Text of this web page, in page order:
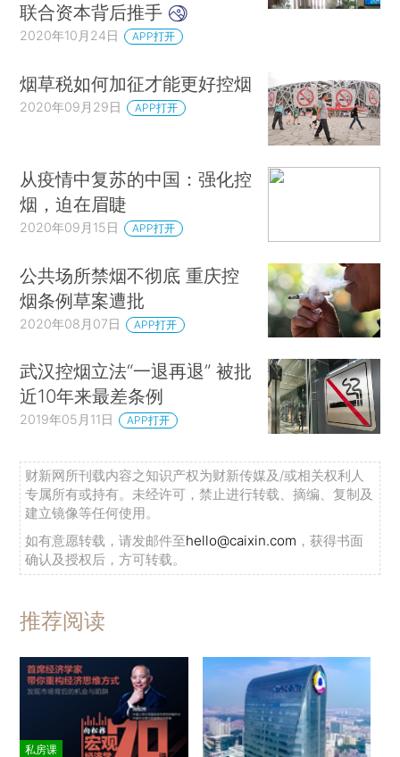
联合资本背后推手
2020年10月24日 APP打开
烟草税如何加征才能更好控烟
2020年09月29日 APP打开
从疫情中复苏的中国：强化控
烟，迫在眉睫
2020年09月15日 APP打开
公共场所禁烟不彻底 重庆控
烟条例草案遭批
2020年08月07日 APP打开
武汉控烟立法“一退再退” 被批
近10年来最差条例
2019年05月11日 APP打开
财新网所刊载内容之知识产权为财新传媒及/或相关权利人
专属所有或持有。未经许可，禁止进行转载、摘编、复制及
建立镜像等任何使用。
如有意愿转载，请发邮件至hello@caixin.com ，获得书面
确认及授权后，方可转载。
推荐阅读
私房课